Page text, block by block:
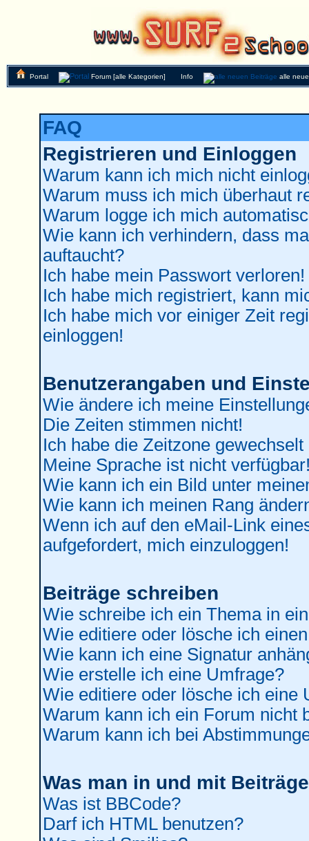
Portal Forum [alle Kategorien] Info alle
FAQ
Registrieren und Einloggen
Warum kann ich mich nicht
Warum muss ich mich überhaut
Warum logge ich mich
Wie kann ich verhindern, dass
auftaucht?
Ich habe mein Passwort verloren!
Ich habe mich registriert, kann
Ich habe mich vor einiger Zeit
einloggen!
Benutzerangaben und
Wie ändere ich meine
Die Zeiten stimmen nicht!
Ich habe die Zeitzone
Meine Sprache ist nicht
Wie kann ich ein Bild unter
Wie kann ich meinen Rang
Wenn ich auf den eMail-Link
aufgefordert, mich einzuloggen!
Beiträge schreiben
Wie schreibe ich ein Thema in
Wie editiere oder lösche ich
Wie kann ich eine Signatur
Wie erstelle ich eine Umfrage?
Wie editiere oder lösche ich eine
Warum kann ich ein Forum nicht
Warum kann ich bei
Was man in und mit
Was ist BBCode?
Darf ich HTML benutzen?